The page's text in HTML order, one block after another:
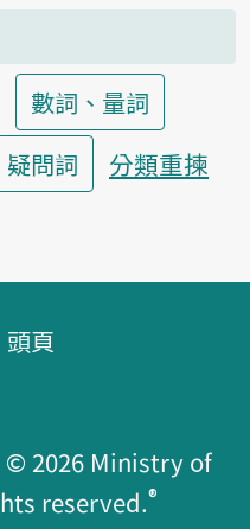
數詞、量詞
疑問詞 分類重揀
頭頁
© 2026 Ministry of
reserved.®